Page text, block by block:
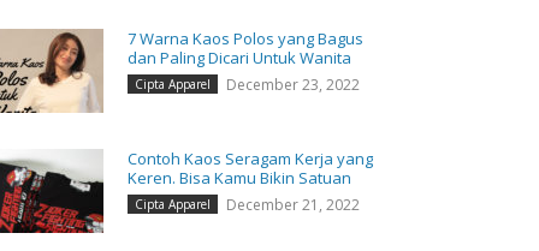
7 Warna Kaos Polos yang Bagus
dan Paling Dicari Untuk Wanita
Cipta Apparel December 23, 2022
Contoh Kaos Seragam Kerja yang
Keren. Bisa Kamu Bikin Satuan
Cipta Apparel December 21, 2022